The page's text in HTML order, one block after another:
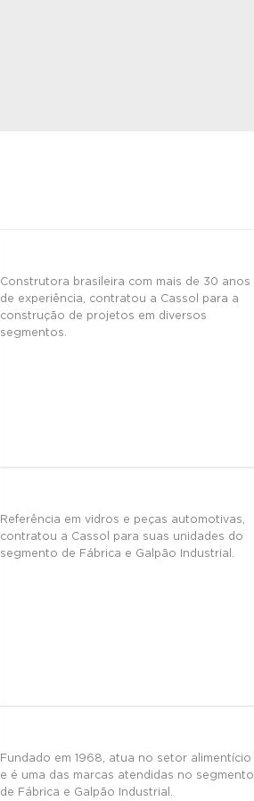
Construtora brasileira com mais de 30 anos
de experiência, contratou a Cassol para a
construção de projetos em diversos
segmentos.
Referência em vidros e peças automotivas,
contratou a Cassol para suas unidades do
segmento de Fábrica e Galpão Industrial.
Fundado em 1968, atua no setor alimentício
e é uma das marcas atendidas no segmento
de Fábrica e Galpão Industrial.